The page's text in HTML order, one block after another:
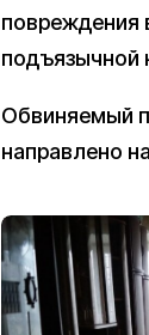
повреждения
подъязычной
Обвиняемый
направлено